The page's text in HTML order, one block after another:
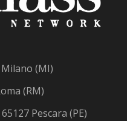
Milano (MI)
(RM)
Pescara (PE)